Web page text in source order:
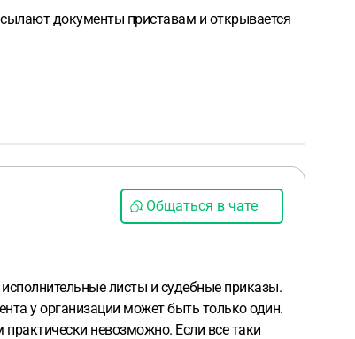
документы приставам и открывается
Общаться в чате
листы и судебные приказы.
у организации может быть только один.
невозможно. Если все таки